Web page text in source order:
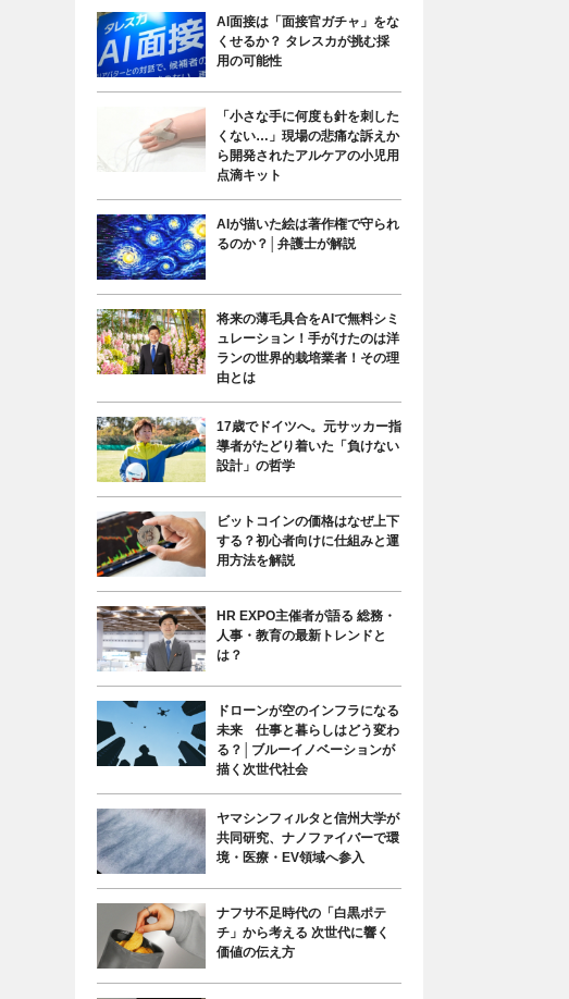
AI面接は「面接官ガチャ」をな
くせるか？ タレスカが挑む採
用の可能性
「小さな手に何度も針を刺した
くない…」現場の悲痛な訴えか
ら開発されたアルケアの小児用
点滴キット
AIが描いた絵は著作権で守られ
るのか？│弁護士が解説
将来の薄毛具合をAIで無料シミ
ュレーション！手がけたのは洋
ランの世界的栽培業者！その理
由とは
17歳でドイツへ。元サッカー指
導者がたどり着いた「負けない
設計」の哲学
ビットコインの価格はなぜ上下
する？初心者向けに仕組みと運
用方法を解説
HR EXPO主催者が語る 総務・
人事・教育の最新トレンドと
は？
ドローンが空のインフラになる
未来 仕事と暮らしはどう変わ
る？│ブルーイノベーションが
描く次世代社会
ヤマシンフィルタと信州大学が
共同研究、ナノファイバーで環
境・医療・EV領域へ参入
ナフサ不足時代の「白黒ポテ
チ」から考える 次世代に響く
価値の伝え方